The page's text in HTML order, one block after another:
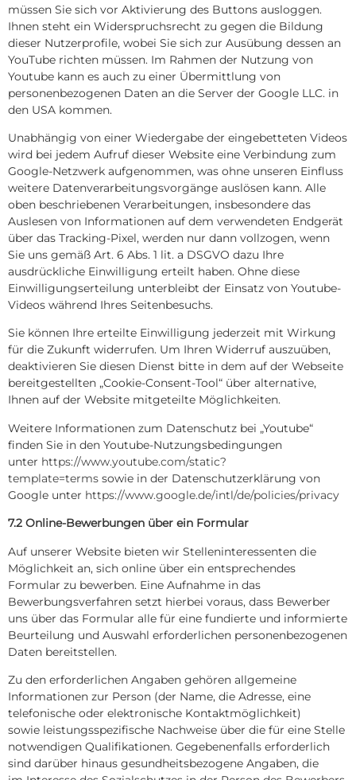
müssen Sie sich vor Aktivierung des Buttons ausloggen.
Ihnen steht ein Widerspruchsrecht zu gegen die Bildung
dieser Nutzerprofile, wobei Sie sich zur Ausübung dessen an
YouTube richten müssen. Im Rahmen der Nutzung von
Youtube kann es auch zu einer Übermittlung von
personenbezogenen Daten an die Server der Google LLC. in
den USA kommen.
Unabhängig von einer Wiedergabe der eingebetteten Videos
wird bei jedem Aufruf dieser Website eine Verbindung zum
Google-Netzwerk aufgenommen, was ohne unseren Einfluss
weitere Datenverarbeitungsvorgänge auslösen kann. Alle
oben beschriebenen Verarbeitungen, insbesondere das
Auslesen von Informationen auf dem verwendeten Endgerät
über das Tracking-Pixel, werden nur dann vollzogen, wenn
Sie uns gemäß Art. 6 Abs. 1 lit. a DSGVO dazu Ihre
ausdrückliche Einwilligung erteilt haben. Ohne diese
Einwilligungserteilung unterbleibt der Einsatz von Youtube-
Videos während Ihres Seitenbesuchs.
Sie können Ihre erteilte Einwilligung jederzeit mit Wirkung
für die Zukunft widerrufen. Um Ihren Widerruf auszuüben,
deaktivieren Sie diesen Dienst bitte in dem auf der Webseite
bereitgestellten „Cookie-Consent-Tool“ über alternative,
Ihnen auf der Website mitgeteilte Möglichkeiten.
Weitere Informationen zum Datenschutz bei „Youtube“
finden Sie in den Youtube-Nutzungsbedingungen
unter https://www.youtube.com/static?
template=terms sowie in der Datenschutzerklärung von
Google unter https://www.google.de/intl/de/policies/privacy
7.2 Online-Bewerbungen über ein Formular
Auf unserer Website bieten wir Stelleninteressenten die
Möglichkeit an, sich online über ein entsprechendes
Formular zu bewerben. Eine Aufnahme in das
Bewerbungsverfahren setzt hierbei voraus, dass Bewerber
uns über das Formular alle für eine fundierte und informierte
Beurteilung und Auswahl erforderlichen personenbezogenen
Daten bereitstellen.
Zu den erforderlichen Angaben gehören allgemeine
Informationen zur Person (der Name, die Adresse, eine
telefonische oder elektronische Kontaktmöglichkeit)
sowie leistungsspezifische Nachweise über die für eine Stelle
notwendigen Qualifikationen. Gegebenenfalls erforderlich
sind darüber hinaus gesundheitsbezogene Angaben, die